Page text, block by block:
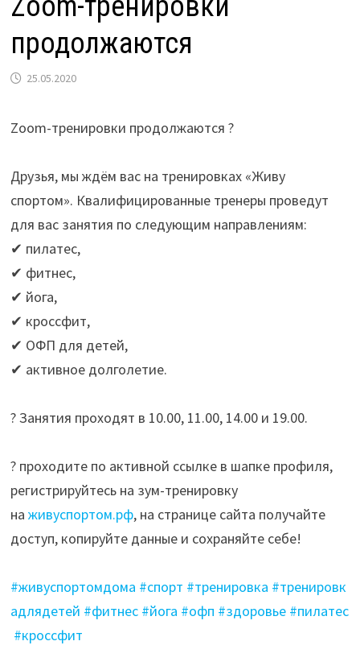
продолжаются
25.05.2020
Zoom-тренировки продолжаются ?
Друзья, мы ждём вас на тренировках «Живу
спортом». Квалифицированные тренеры проведут
для вас занятия по следующим направлениям:
✔ пилатес,
✔ фитнес,
✔ йога,
✔ кроссфит,
✔ ОФП для детей,
✔ активное долголетие.
? Занятия проходят в 10.00, 11.00, 14.00 и 19.00.
? проходите по активной ссылке в шапке профиля,
регистрируйтесь на зум-тренировку
на живуспортом.рф, на странице сайта получайте
доступ, копируйте данные и сохраняйте себе!
#живуспортомдома #спорт #тренировка #тренировк
адлядетей #фитнес #йога #офп #здоровье #пилатес
#кроссфит